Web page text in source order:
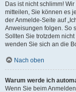
Das ist nicht schlimm!
mitteilen, Sie können es
der Anmelde-Seite auf
Anweisungen folgen. So
Sollten Sie trotzdem
wenden Sie sich an die
Nach oben
Warum werde ich
Wenn Sie beim